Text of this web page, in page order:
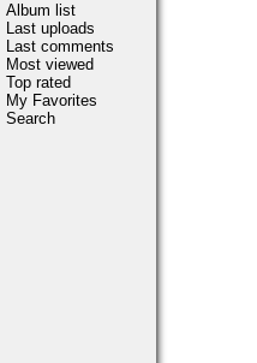
Album list
Last uploads
Last comments
Most viewed
Top rated
My Favorites
Search